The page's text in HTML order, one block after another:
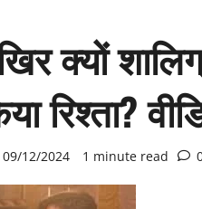
क्यों
रिश्ता?
09/12/2024 1 minute read